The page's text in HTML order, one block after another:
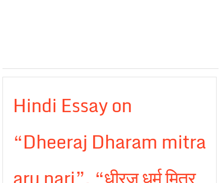
Hindi Essay on
“Dheeraj Dharam mitra